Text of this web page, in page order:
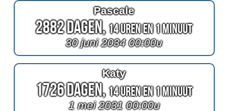
Pascale
2882 Dagen,14 Uren en 1 Minuut
30 juni 2034 00:00u
Katy
1726 Dagen,14 Uren en 1 Minuut
1 mei 2031 00:00u